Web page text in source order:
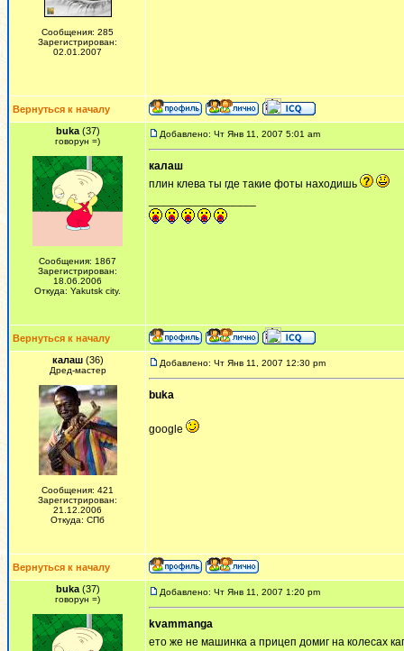
Сообщения: 285
Зарегистрирован:
02.01.2007
Вернуться к началу
buka(37)
говорун =)
Сообщения: 1867
Зарегистрирован:
18.06.2006
Откуда: Yakutsk city.
Добавлено: Чт Янв 11, 2007 5:01 am
калаш
плин клева ты где такие фоты находишь
Вернуться к началу
калаш(36)
Дред-мастер
Сообщения: 421
Зарегистрирован:
21.12.2006
Откуда: СПб
Добавлено: Чт Янв 11, 2007 12:30 pm
buka
google
Вернуться к началу
buka(37)
говорун =)
Добавлено: Чт Янв 11, 2007 1:20 pm
kvammanga
ето же не машинка а прицеп домиг на колесах